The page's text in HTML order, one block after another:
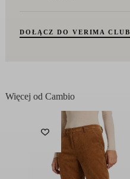
DOŁĄCZ DO VERIMA CLUB
Więcej od Cambio